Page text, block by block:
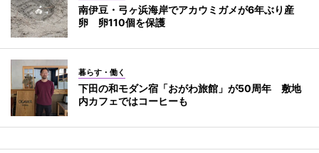
南伊豆・弓ヶ浜海岸でアカウミガメが6年ぶり産
卵 卵110個を保護
暮らす・働く
下田の和モダン宿「おがわ旅館」が50周年 敷地
内カフェではコーヒーも